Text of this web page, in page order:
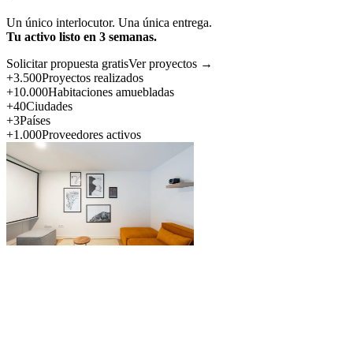
Un único interlocutor. Una única entrega.
Tu activo listo en 3 semanas.
Solicitar propuesta gratisVer proyectos →
+3.500Proyectos realizados
+10.000Habitaciones amuebladas
+40Ciudades
+3Países
+1.000Proveedores activos